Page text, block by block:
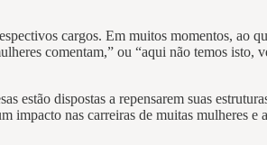
cargos. Em muitos momentos, ao
comentam,” ou “aqui não temos isto,
estão dispostas a repensarem suas
impacto nas carreiras de muitas mulheres e